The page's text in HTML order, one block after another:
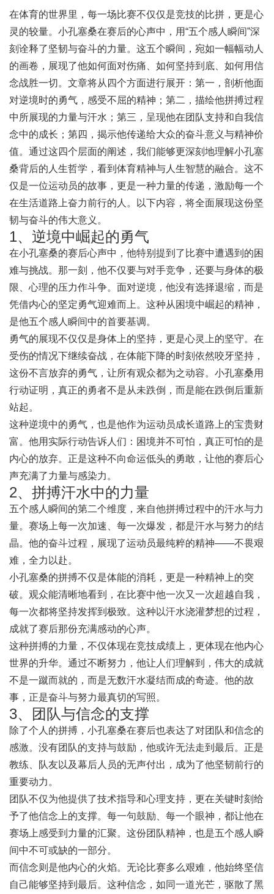
在体育的世界里，每一场比赛不仅仅是竞技的比拼，更是心
灵的较量。小孔塞桑在赛后的心声中，用“五个感人瞬间”深
刻诠释了坚韧与奋斗的力量。这五个瞬间，宛如一幅幅动人
的画卷，展现了他如何面对伤痛、如何坚持到底、如何用信
念战胜一切。文章将从四个方面进行展开：第一，剖析他面
对逆境时的勇气，感受不屈的精神；第二，描绘他拼搏过程
中所展现的力量与汗水；第三，呈现他在团队支持和自我信
念中的成长；第四，揭示他传递给大众的奋斗意义与精神价
值。通过这四个层面的阐述，我们能够更深刻地理解小孔塞
桑背后的人生哲学，看到体育精神与人生智慧的融合。这不
仅是一位运动员的故事，更是一种力量的传递，激励每一个
在生活道路上奋力前行的人。以下内容，将全面展现这份坚
韧与奋斗的伟大意义。
1、逆境中崛起的勇气
在小孔塞桑的赛后心声中，他特别提到了比赛中遭遇到的困
难与挑战。那一刻，他不仅要与对手竞争，还要与身体的极
限、心理的压力作斗争。面对逆境，他没有选择退缩，而是
凭借内心的坚定勇气迎难而上。这种从困境中崛起的精神，
是他五个感人瞬间中的首要基调。
勇气的展现不仅仅是身体上的坚持，更是心灵上的坚守。在
受伤的情况下继续奋战，在体能下降的时刻依然咬牙坚持，
这份不言放弃的勇气，让所有观众都为之动容。小孔塞桑用
行动证明，真正的勇者不是从未跌倒，而是能在跌倒后重新
站起。
这种逆境中的勇气，也是他作为运动员成长道路上的宝贵财
富。他用实际行动告诉人们：困境并不可怕，真正可怕的是
内心的放弃。正是这种不向命运低头的勇敢，让他的赛后心
声充满了力量与感染力。
2、拼搏汗水中的力量
五个感人瞬间的第二个维度，来自他拼搏过程中的汗水与力
量。赛场上每一次加速、每一次爆发，都是汗水与努力的结
晶。他的奋斗过程，展现了运动员最纯粹的精神——不畏艰
难，全力以赴。
小孔塞桑的拼搏不仅是体能的消耗，更是一种精神上的突
破。观众能清晰地看到，在比赛中他一次又一次超越自我，
每一次都将坚持发挥到极致。这种以汗水浇灌梦想的过程，
成就了赛后那份充满感动的心声。
这种拼搏的力量，不仅体现在竞技成绩上，更体现在他内心
世界的升华。通过不断努力，他让人们理解到，伟大的成就
不是一蹴而就的，而是无数汗水凝结而成的奇迹。他的故
事，正是奋斗与努力最真切的写照。
3、团队与信念的支撑
除了个人的拼搏，小孔塞桑在赛后也表达了对团队和信念的
感激。没有团队的支持与鼓励，他或许无法走到最后。正是
教练、队友以及幕后人员的无声付出，成为了他坚韧前行的
重要动力。
团队不仅为他提供了技术指导和心理支持，更在关键时刻给
予了他信念上的支撑。每一句鼓励、每一个眼神，都让他在
赛场上感受到力量的汇聚。这份团队精神，也是五个感人瞬
间中不可或缺的一部分。
而信念则是他内心的火焰。无论比赛多么艰难，他始终坚信
自己能够坚持到最后。这种信念，如同一道光芒，驱散了黑